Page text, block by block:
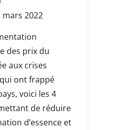
mars 2022
des prix du
aux crises
ont frappé
voici les 4
de réduire
d’essence et